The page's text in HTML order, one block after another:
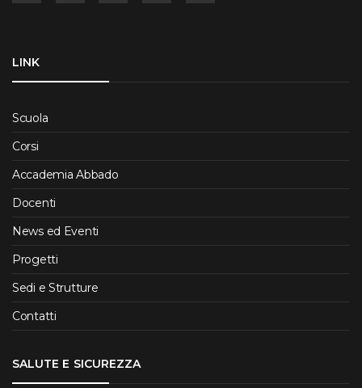
LINK
Scuola
Corsi
Accademia Abbado
Docenti
News ed Eventi
Progetti
Sedi e Strutture
Contatti
SALUTE E SICUREZZA